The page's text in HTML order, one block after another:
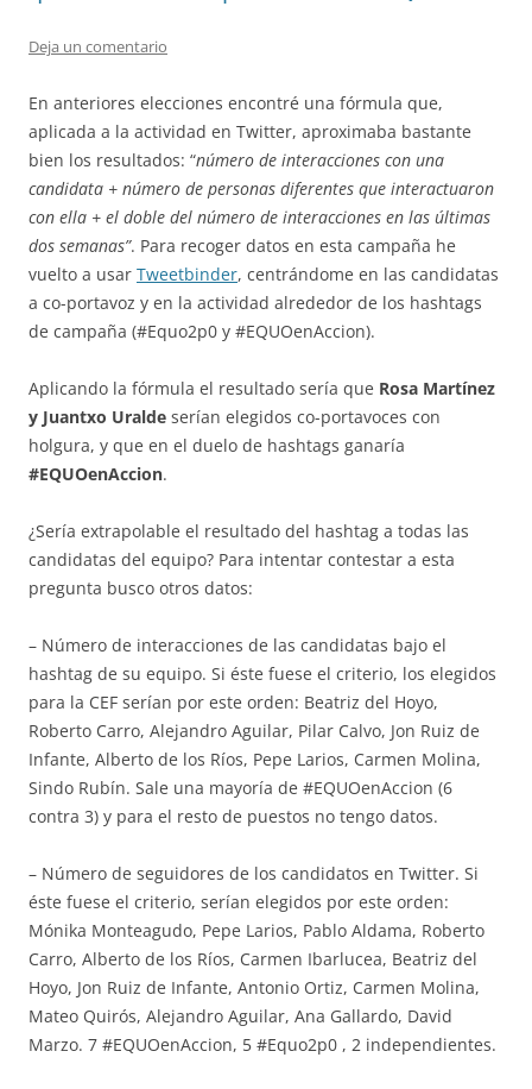
Deja un comentario
En anteriores elecciones encontré una fórmula que,
aplicada a la actividad en Twitter, aproximaba bastante
bien los resultados: “número de interacciones con una
candidata + número de personas diferentes que interactuaron
con ella + el doble del número de interacciones en las últimas
dos semanas”. Para recoger datos en esta campaña he
vuelto a usar Tweetbinder, centrándome en las candidatas
a co-portavoz y en la actividad alrededor de los hashtags
de campaña (#Equo2p0 y #EQUOenAccion).
Aplicando la fórmula el resultado sería que Rosa Martínez
y Juantxo Uralde serían elegidos co-portavoces con
holgura, y que en el duelo de hashtags ganaría
#EQUOenAccion.
¿Sería extrapolable el resultado del hashtag a todas las
candidatas del equipo? Para intentar contestar a esta
pregunta busco otros datos:
– Número de interacciones de las candidatas bajo el
hashtag de su equipo. Si éste fuese el criterio, los elegidos
para la CEF serían por este orden: Beatriz del Hoyo,
Roberto Carro, Alejandro Aguilar, Pilar Calvo, Jon Ruiz de
Infante, Alberto de los Ríos, Pepe Larios, Carmen Molina,
Sindo Rubín. Sale una mayoría de #EQUOenAccion (6
contra 3) y para el resto de puestos no tengo datos.
– Número de seguidores de los candidatos en Twitter. Si
éste fuese el criterio, serían elegidos por este orden:
Mónika Monteagudo, Pepe Larios, Pablo Aldama, Roberto
Carro, Alberto de los Ríos, Carmen Ibarlucea, Beatriz del
Hoyo, Jon Ruiz de Infante, Antonio Ortiz, Carmen Molina,
Mateo Quirós, Alejandro Aguilar, Ana Gallardo, David
Marzo. 7 #EQUOenAccion, 5 #Equo2p0 , 2 independientes.